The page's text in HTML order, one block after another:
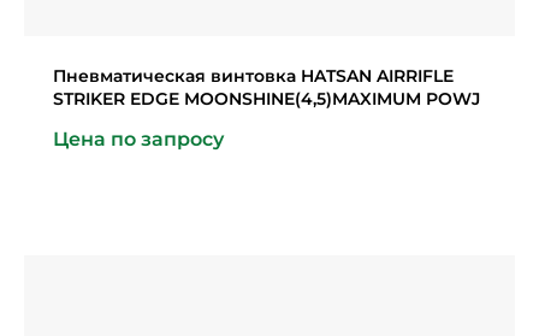
Пневматическая винтовка HATSAN AIRRIFLE
STRIKER EDGE MOONSHINE(4,5)MAXIMUM POWJ
Цена по запросу